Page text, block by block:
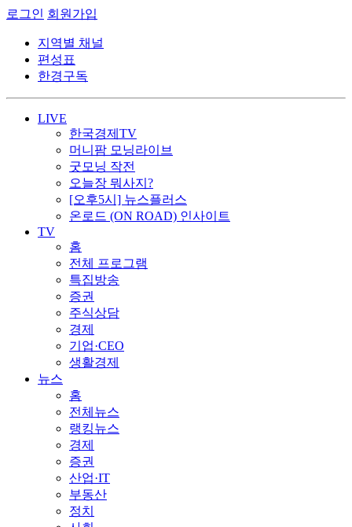
로그인 회원가입
지역별 채널
편성표
한경구독
LIVE
한국경제TV
머니팜 모닝라이브
굿모닝 작전
오늘장 뭐사지?
[오후5시] 뉴스플러스
온로드 (ON ROAD) 인사이트
TV
홈
전체 프로그램
특집방송
증권
주식상담
경제
기업·CEO
생활경제
뉴스
홈
전체뉴스
랭킹뉴스
경제
증권
산업·IT
부동산
정치